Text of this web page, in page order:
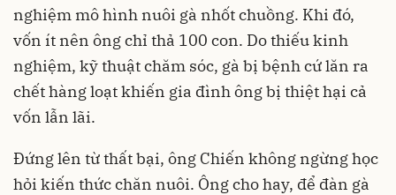
nghiệm mô hình nuôi gà nhốt chuồng. Khi đó,
vốn ít nên ông chỉ thả 100 con. Do thiếu kinh
nghiệm, kỹ thuật chăm sóc, gà bị bệnh cứ lăn ra
chết hàng loạt khiến gia đình ông bị thiệt hại cả
vốn lẫn lãi.
Đứng lên từ thất bại, ông Chiến không ngừng học
hỏi kiến thức chăn nuôi. Ông cho hay, để đàn gà